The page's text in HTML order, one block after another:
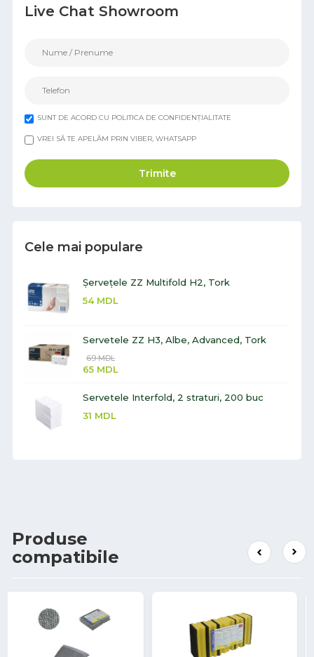
Live Chat Showroom
SUNT DE ACORD CU POLITICA DE CONFIDENȚIALITATE
VREI SĂ TE APELĂM PRIN VIBER, WHATSAPP
Trimite
Cele mai populare
Șervețele ZZ Multifold H2, Tork
54 MDL
Servetele ZZ H3, Albe, Advanced, Tork
69MDL
65 MDL
Servetele Interfold, 2 straturi, 200 buc
31 MDL
Produse
compatibile